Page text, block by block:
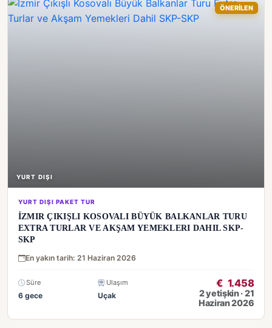
YURT DIŞI
ÖNERİLEN
YURT DIŞI PAKET TUR
İZMIR ÇIKIŞLI KOSOVALI BÜYÜK BALKANLAR TURU
EXTRA TURLAR VE AKŞAM YEMEKLERI DAHIL SKP-
SKP
En yakın tarih: 21 Haziran 2026
Süre
6 gece
Ulaşım
Uçak
€ 1.458
2 yetişkin · 21
Haziran 2026